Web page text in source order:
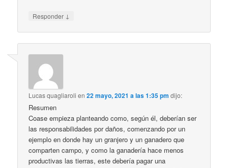
Responder ↓
Lucas quagliaroli en22 mayo, 2021 a las 1:35 pm dijo:
Resumen
Coase empieza planteando como, según él, deberían ser
las responsabilidades por daños, comenzando por un
ejemplo en donde hay un granjero y un ganadero que
comparten campo, y como la ganadería hace menos
productivas las tierras, este debería pagar una